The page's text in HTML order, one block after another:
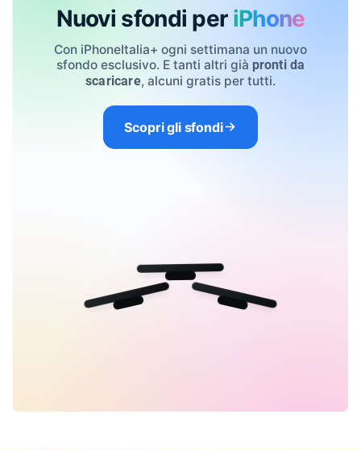
Nuovi sfondi per iPhone
Con iPhoneItalia+ ogni settimana un nuovo
sfondo esclusivo. E tanti altri già pronti da
scaricare, alcuni gratis per tutti.
Scopri gli sfondi